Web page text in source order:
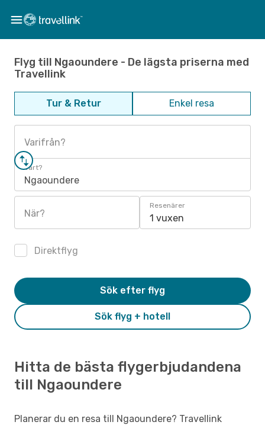
Flyg till Ngaoundere - De lägsta priserna med
Travellink
Tur & Retur Enkel resa
Varifrån?
Vart?
Ngaoundere
När?
Resenärer
1 vuxen
Direktflyg
Sök flyg + hotell
Sök efter flyg
Hitta de bästa flygerbjudandena
till Ngaoundere
Planerar du en resa till Ngaoundere? Travellink